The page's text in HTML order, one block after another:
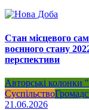
Стан місцевого
воєнного стану
перспективи
Авторські колонки
Суспільство
21.06.2026